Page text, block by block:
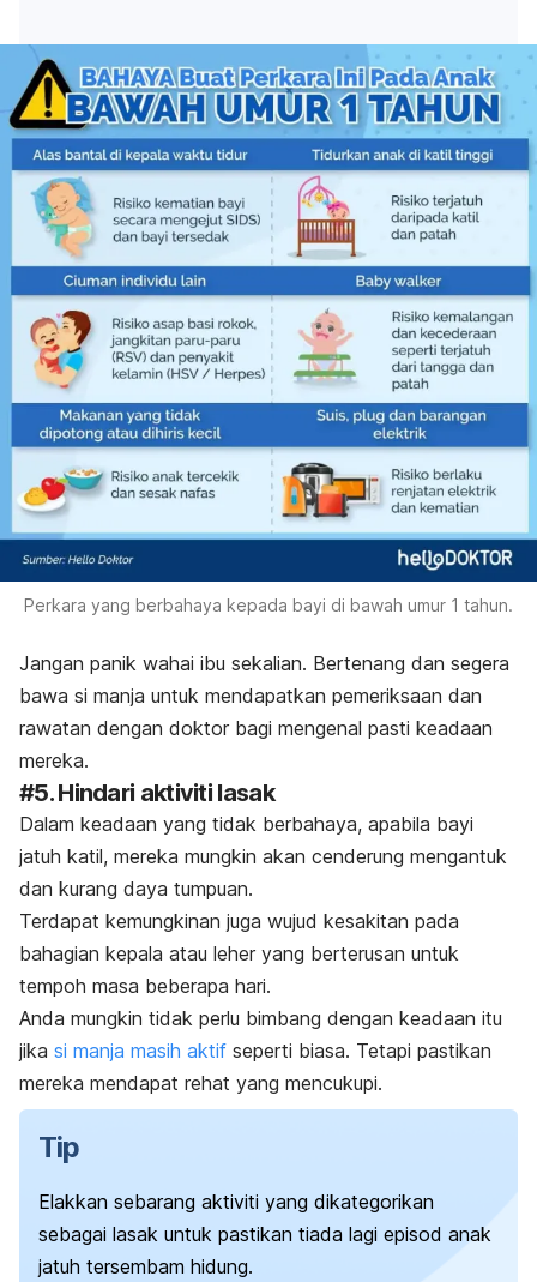
Perkara yang berbahaya kepada bayi di bawah umur 1 tahun.
Jangan panik wahai ibu sekalian. Bertenang dan segera
bawa si manja untuk mendapatkan pemeriksaan dan
rawatan dengan doktor bagi mengenal pasti keadaan
mereka.
#5. Hindari aktiviti lasak
Dalam keadaan yang tidak berbahaya, apabila bayi
jatuh katil, mereka mungkin akan cenderung mengantuk
dan kurang daya tumpuan.
Terdapat kemungkinan juga wujud kesakitan pada
bahagian kepala atau leher yang berterusan untuk
tempoh masa beberapa hari.
Anda mungkin tidak perlu bimbang dengan keadaan itu
jika si manja masih aktif seperti biasa. Tetapi pastikan
mereka mendapat rehat yang mencukupi.
Tip
Elakkan sebarang aktiviti yang dikategorikan
sebagai lasak untuk pastikan tiada lagi episod anak
jatuh tersembam hidung.